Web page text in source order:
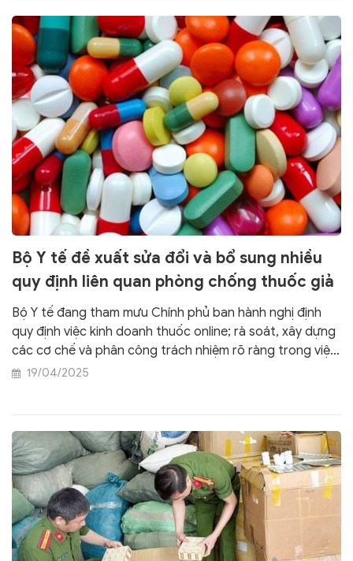
Bộ Y tế đề xuất sửa đổi và bổ sung nhiều
quy định liên quan phòng chống thuốc giả
Bộ Y tế đang tham mưu Chính phủ ban hành nghị định
quy định việc kinh doanh thuốc online; rà soát, xây dựng
các cơ chế và phân công trách nhiệm rõ ràng trong việc
kiểm soát thuốc, sản xuất, lưu hành thuốc; đồng thời bổ
19/04/2025